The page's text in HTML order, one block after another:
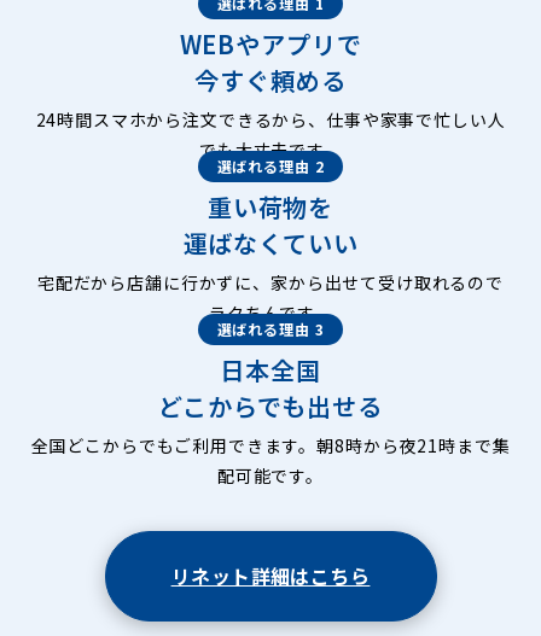
WEBやアプリで
今すぐ頼める
24時間スマホから注文できるから、仕事や家事で忙しい人
でも大丈夫です。
選ばれる理由 2
重い荷物を
運ばなくていい
宅配だから店舗に行かずに、家から出せて受け取れるので
ラクちんです。
選ばれる理由 3
日本全国
どこからでも出せる
全国どこからでもご利用できます。朝8時から夜21時まで集
配可能です。
リネット詳細はこちら